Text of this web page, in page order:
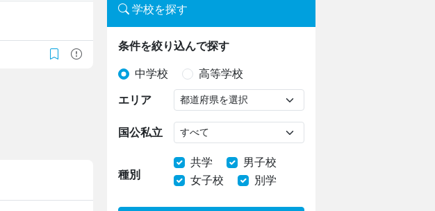
学校を探す
条件を絞り込んで探す
中学校 高等学校
エリア
国公私立
種別
共学
男子校
女子校
別学